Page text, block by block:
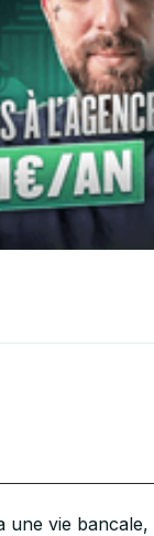
une vie